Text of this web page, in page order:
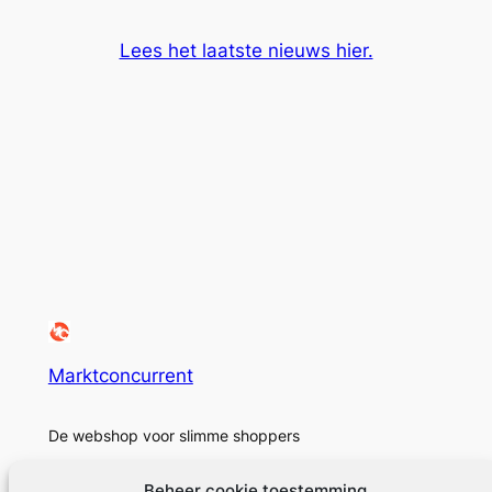
Lees het laatste nieuws hier.
Marktconcurrent
De webshop voor slimme shoppers